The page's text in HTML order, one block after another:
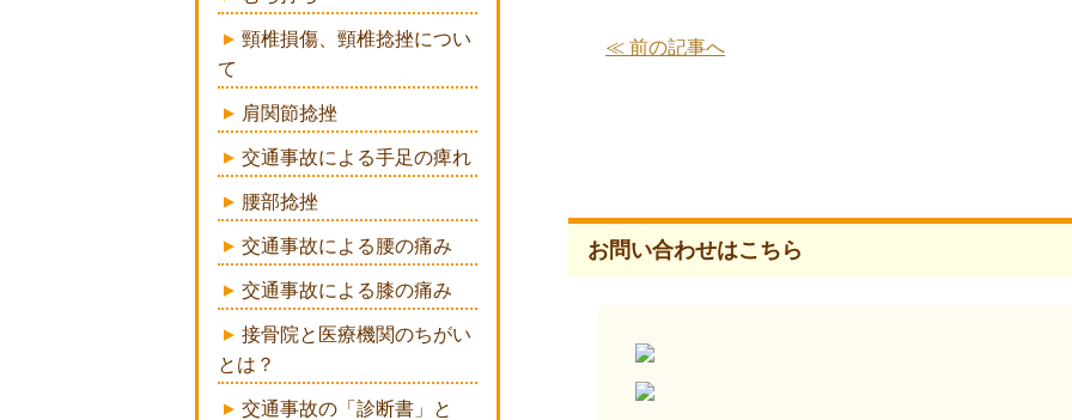
≪ 前の記事へ
お問い合わせはこちら
頸椎損傷、頸椎捻挫につい
て
肩関節捻挫
交通事故による手足の痺れ
腰部捻挫
交通事故による腰の痛み
交通事故による膝の痛み
接骨院と医療機関のちがい
とは？
交通事故の「診断書」と